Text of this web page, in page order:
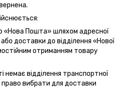
«Нова Пошта» шляхом адресної
доставки до відділення «Нової
отриманням товару
немає відділення транспортної
право вибрати для доставки